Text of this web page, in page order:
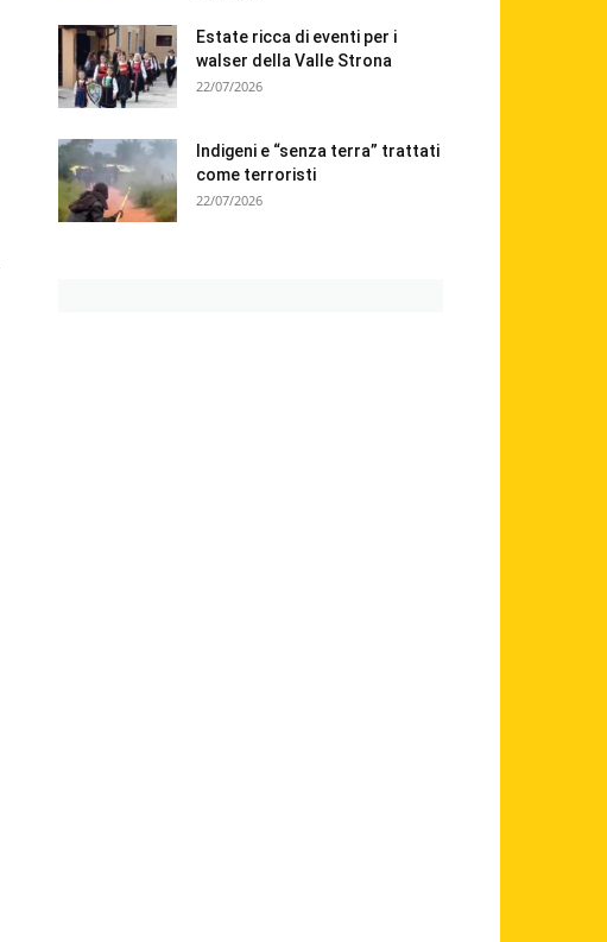
Estate ricca di eventi per i
walser della Valle Strona
22/07/2026
Indigeni e “senza terra” trattati
come terroristi
22/07/2026